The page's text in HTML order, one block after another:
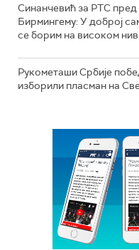
Синанчевић за РТС
Бирмингему: У доброј
се борим на високом
Рукометаши Србије
изборили пласман на